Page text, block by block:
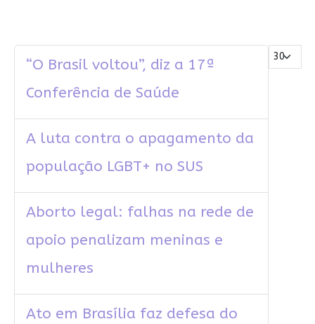
Mostrar #
“O Brasil voltou”, diz a 17ª
Conferência de Saúde
A luta contra o apagamento da
população LGBT+ no SUS
Aborto legal: falhas na rede de
apoio penalizam meninas e
mulheres
Ato em Brasília faz defesa do